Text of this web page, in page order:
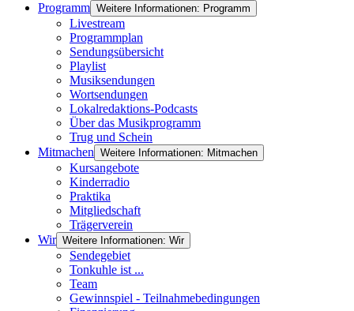
Programm Weitere Informationen: Programm
Livestream
Programmplan
Sendungsübersicht
Playlist
Musiksendungen
Wortsendungen
Lokalredaktions-Podcasts
Über das Musikprogramm
Trug und Schein
Mitmachen Weitere Informationen: Mitmachen
Kursangebote
Kinderradio
Praktika
Mitgliedschaft
Trägerverein
Wir Weitere Informationen: Wir
Sendegebiet
Tonkuhle ist ...
Team
Gewinnspiel - Teilnahmebedingungen